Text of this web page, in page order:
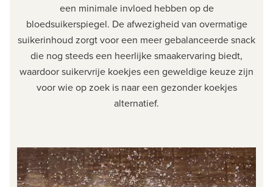
een minimale invloed hebben op de
bloedsuikerspiegel. De afwezigheid van overmatige
suikerinhoud zorgt voor een meer gebalanceerde snack
die nog steeds een heerlijke smaakervaring biedt,
waardoor suikervrije koekjes een geweldige keuze zijn
voor wie op zoek is naar een gezonder koekjes
alternatief.